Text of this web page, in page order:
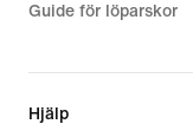
Guide för löparskor
Hjälp